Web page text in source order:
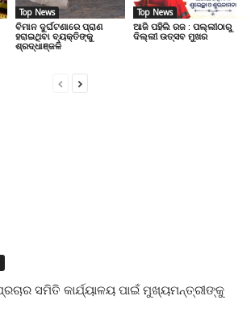
Top News
ବିମାନ ଦୁର୍ଘଟଣାରେ ପ୍ରାଣ
ହରାଇଥିବା ବ୍ୟକ୍ତିଙ୍କୁ
ଶ୍ରଦ୍ଧାଞ୍ଜଳି
Top News
ଆଜି ପହିଲି ରଜ : ପଲ୍ଲୀଠାରୁ
ଦିଲ୍ଲୀ ଉତ୍ସବ ମୁଖର
ସମିତି କାର୍ଯ୍ୟାଳୟ ପାଇଁ ମୁଖ୍ୟମନ୍ତ୍ରୀଙ୍କୁ